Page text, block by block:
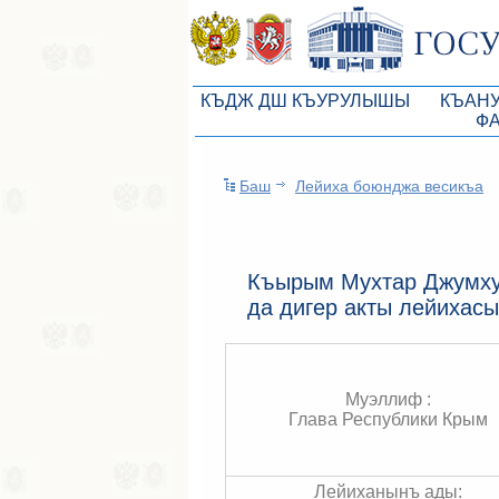
КЪДЖ ДШ КЪУРУЛЫШЫ
КъМДж ЮР Президиумы
КъМДж ЮР депутатлар
КъМДж ЮР аппараты
Советники Председателя ГС РК
Управление делами ГС РК
Бюджет
Схема
Баш Лейиха боюнджа весикъа
Къырым Мухтар
да дигер акты
Муэллиф :
Глава Республики Крым
Лейиханынъ ады: